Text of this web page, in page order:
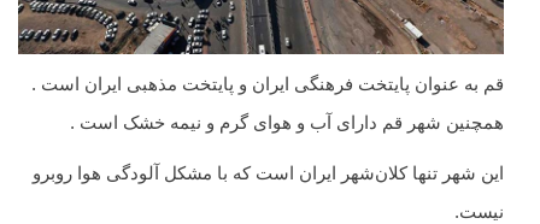
قم به عنوان پایتخت فرهنگی ایران و پایتخت مذهبی ایران است .
همچنین شهر قم دارای آب و هوای گرم و نیمه خشک است .
این شهر تنها کلان‌شهر ایران است که با مشکل آلودگی هوا روبرو
نیست.